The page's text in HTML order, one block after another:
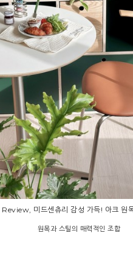
미드센츄리 감성 가득! 아크 원
원목과 스틸의 매력적인 조합